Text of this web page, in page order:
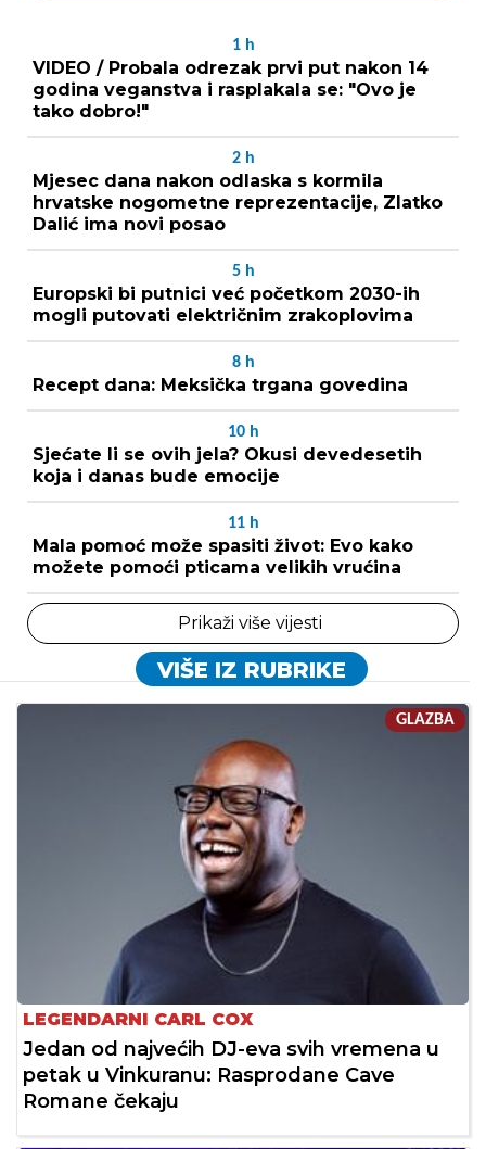
1 h
VIDEO / Probala odrezak prvi put nakon 14
godina veganstva i rasplakala se: "Ovo je
tako dobro!"
2 h
Mjesec dana nakon odlaska s kormila
hrvatske nogometne reprezentacije, Zlatko
Dalić ima novi posao
5 h
Europski bi putnici već početkom 2030-ih
mogli putovati električnim zrakoplovima
8 h
Recept dana: Meksička trgana govedina
10 h
Sjećate li se ovih jela? Okusi devedesetih
koja i danas bude emocije
11 h
Mala pomoć može spasiti život: Evo kako
možete pomoći pticama velikih vrućina
Prikaži više vijesti
VIŠE IZ RUBRIKE
GLAZBA
LEGENDARNI CARL COX
Jedan od najvećih DJ-eva svih vremena u
petak u Vinkuranu: Rasprodane Cave
Romane čekaju